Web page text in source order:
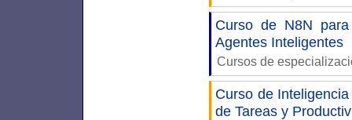
Curso de N8N
Agentes Inteligentes
Cursos de
Curso de
de Tareas y